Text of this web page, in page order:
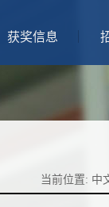
获奖信息
当前位置: 中